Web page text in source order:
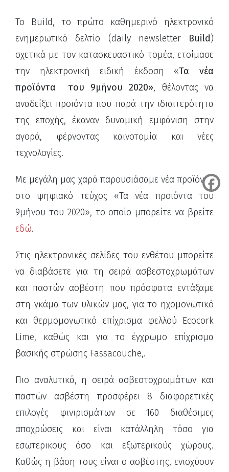
Το Build, το πρώτο καθημερινό ηλεκτρονικό
ενημερωτικό δελτίο (daily newsletter Build)
σχετικά με τον κατασκευαστικό τομέα, ετοίμασε
την ηλεκτρονική ειδική έκδοση «Τα νέα
προϊόντα του 9μήνου 2020», θέλοντας να
αναδείξει προϊόντα που παρά την ιδιαιτερότητα
της εποχής, έκαναν δυναμική εμφάνιση στην
αγορά, φέρνοντας καινοτομία και νέες
τεχνολογίες.
Με μεγάλη μας χαρά παρουσιάσαμε νέα προϊόντα
στο ψηφιακό τεύχος «Τα νέα προϊόντα του
9μήνου του 2020», το οποίο μπορείτε να βρείτε
εδώ.
Στις ηλεκτρονικές σελίδες του ενθέτου μπορείτε
να διαβάσετε για τη σειρά ασβεστοχρωμάτων
και παστών ασβέστη που πρόσφατα εντάξαμε
στη γκάμα των υλικών μας, για το ηχομονωτικό
και θερμομονωτικό επίχρισμα φελλού Ecocork
Lime, καθώς και για το έγχρωμο επίχρισμα
βασικής στρώσης Fassacouche,.
Πιο αναλυτικά, η σειρά ασβεστοχρωμάτων και
παστών ασβέστη προσφέρει 8 διαφορετικές
επιλογές φινιρισμάτων σε 160 διαθέσιμες
αποχρώσεις και είναι κατάλληλη τόσο για
εσωτερικούς όσο και εξωτερικούς χώρους.
Καθώς η βάση τους είναι ο ασβέστης, ενισχύουν